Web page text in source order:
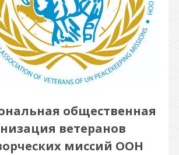
общественная
ветеранов
миссий ООН